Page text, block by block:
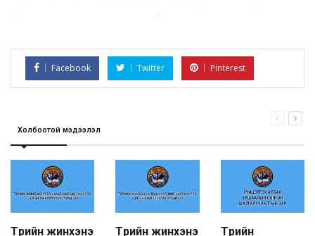
Facebook Twitter Pinterest
Холбоотой мэдээлэл
Төрийн жинхэнэ
Төрийн жинхэнэ
Төрийн